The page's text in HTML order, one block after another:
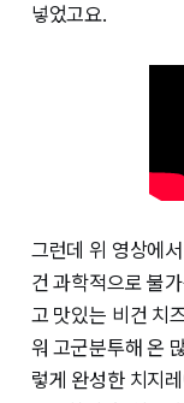
넣었고요.
그런데 위 영상에
건 과학적으로 불
고 맛있는 비건 치
워 고군분투해 온
렇게 완성한 치지